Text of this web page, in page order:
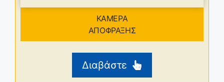
ΚΑΜΕΡΑ
ΑΠΟΦΡΑΞΗΣ
Διαβάστε